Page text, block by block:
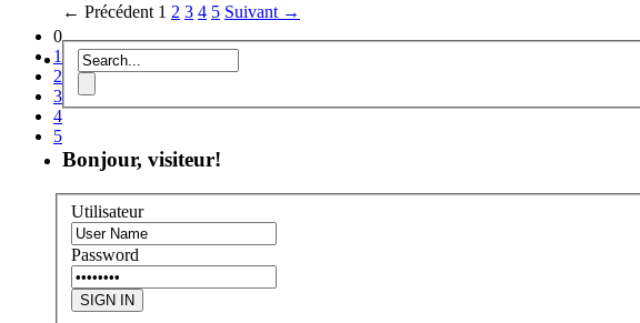
0
1
2
3
4
5
← Précédent 1 2 3 4 5 Suivant →
Bonjour, visiteur!
Utilisateur
Password